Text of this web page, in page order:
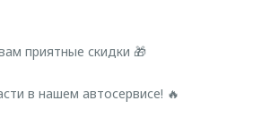
приятные скидки 🎁
в нашем автосервисе! 🔥